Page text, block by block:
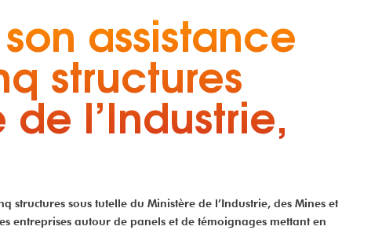
assistance
structures
l’Industrie,
sous tutelle du Ministère de l’Industrie, des Mines et
entreprises autour de panels et de témoignages mettant en